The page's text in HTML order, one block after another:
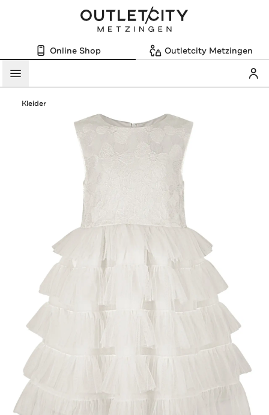
Online Shop Outletcity Metzingen
Menü
Kleider